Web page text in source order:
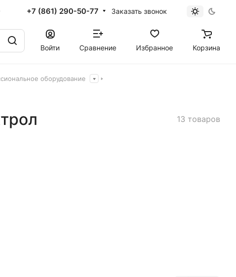
+7 (861) 290-50-77 Заказать звонок
Войти Сравнение Избранное Корзина
оборудование
13 товаров